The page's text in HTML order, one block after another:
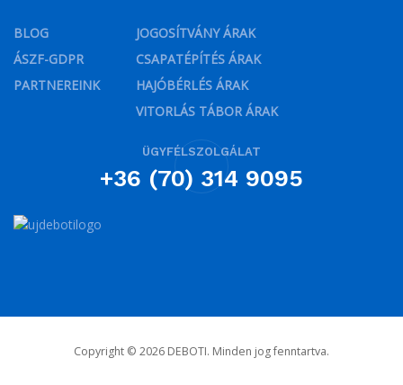
BLOG
ÁSZF-GDPR
PARTNEREINK
JOGOSÍTVÁNY ÁRAK
CSAPATÉPÍTÉS ÁRAK
HAJÓBÉRLÉS ÁRAK
VITORLÁS TÁBOR ÁRAK
ÜGYFÉLSZOLGÁLAT
+36 (70) 314 9095
Copyright © 2026 DEBOTI. Minden jog fenntartva.